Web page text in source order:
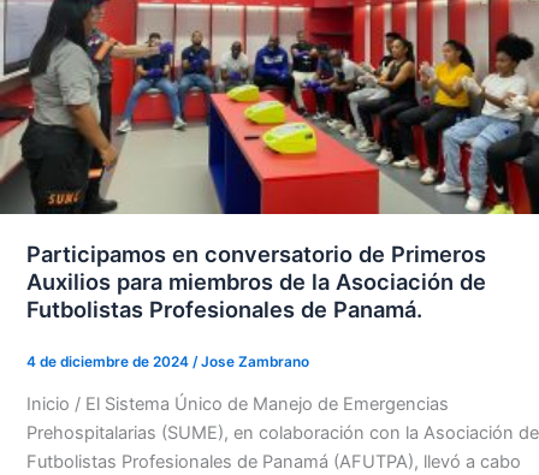
Participamos en conversatorio de Primeros
Auxilios para miembros de la Asociación de
Futbolistas Profesionales de Panamá.
4 de diciembre de 2024 /Jose Zambrano
Inicio / El Sistema Único de Manejo de Emergencias
Prehospitalarias (SUME), en colaboración con la Asociación de
Futbolistas Profesionales de Panamá (AFUTPA), llevó a cabo